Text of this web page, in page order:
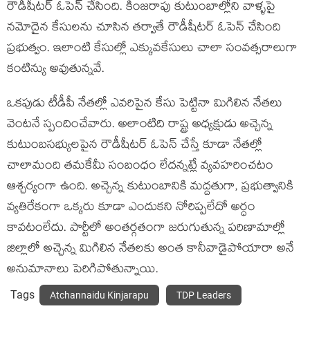
రౌడీషీటర్ ఓపెన్ చేసింది. కింజరాపు కుటుంబాల్లోని వాళ్ళపై
నమోదైన కేసులను చూసిన తర్వాతే రౌడీషీటర్ ఓపెన్ చేసింది
ప్రభుత్వం. ఇలాంటి కేసుల్లో ఎక్కువకేసులు చాలా సంవత్సరాలుగా
కంటిన్యు అవుతున్నవే.
ఒకపుడు టీడీపీ నేతల్లో ఎవరిపైన కేసు పెట్టినా మిగిలిన నేతలు
వెంటనే స్పందించేవారు. అలాంటిది రాష్ట్ర అధ్యక్షుడు అచ్చెన్న
కుటుంబసభ్యులపైన రౌడీషీటర్ ఓపెన్ చేస్తే కూడా నేతల్లో
చాలామంది తమకేమీ సంబంధం లేదన్నట్లే వ్యవహరించటం
ఆశ్చర్యంగా ఉంది. అచ్చెన్న కుటుంబానికి మద్దతుగా, ప్రభుత్వానికి
వ్యతిరేకంగా ఒక్కరు కూడా ఎందుకని నోరిప్పలేదో అర్ధం
కావటంలేదు. పార్టీలో అంతర్గతంగా జరుగుతున్న పరిణామాల్లో
జిల్లాలో అచ్చెన్న మిగిలిన నేతలకు అంత కానీవాడైపోయారా అనే
అనుమానాలు పెరిగిపోతున్నాయి.
Tags Atchannaidu Kinjarapu TDP Leaders